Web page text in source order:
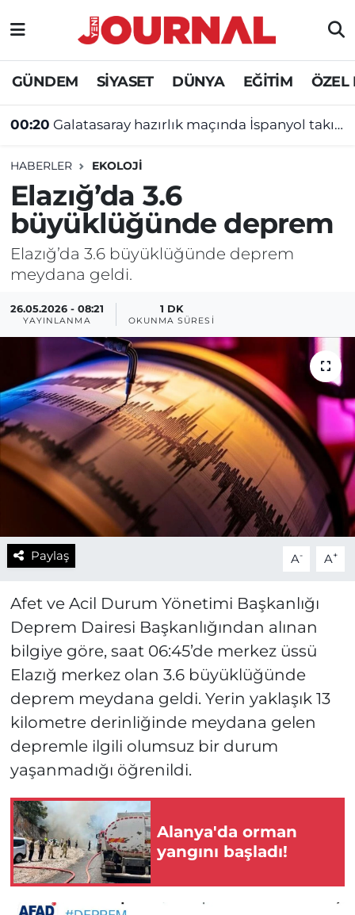
GÜNDEM SİYASET DÜNYA EĞİTİM ÖZEL
00:20 Galatasaray hazırlık maçında İspanyol takımına yenildi
HABERLER EKOLOJİ
Elazığ’da 3.6
büyüklüğünde deprem
Elazığ’da 3.6 büyüklüğünde deprem
meydana geldi.
26.05.2026 - 08:21
YAYINLANMA
1 DK
OKUNMA SÜRESI
Paylaş A- A+
Afet ve Acil Durum Yönetimi Başkanlığı
Deprem Dairesi Başkanlığından alınan
bilgiye göre, saat 06:45’de merkez üssü
Elazığ merkez olan 3.6 büyüklüğünde
deprem meydana geldi. Yerin yaklaşık 13
kilometre derinliğinde meydana gelen
depremle ilgili olumsuz bir durum
yaşanmadığı öğrenildi.
Alanya'da orman
yangını başladı!
GÜNDEM
SİYASET
DÜNYA
EĞİTİM
ÖZEL HABER
Nöbetçi Eczaneler
Hava Durumu
Süper Lig Puan Durumu ve Fikstür
Tüm Manşetler
Son Dakika Haberleri
Haber Arşivi